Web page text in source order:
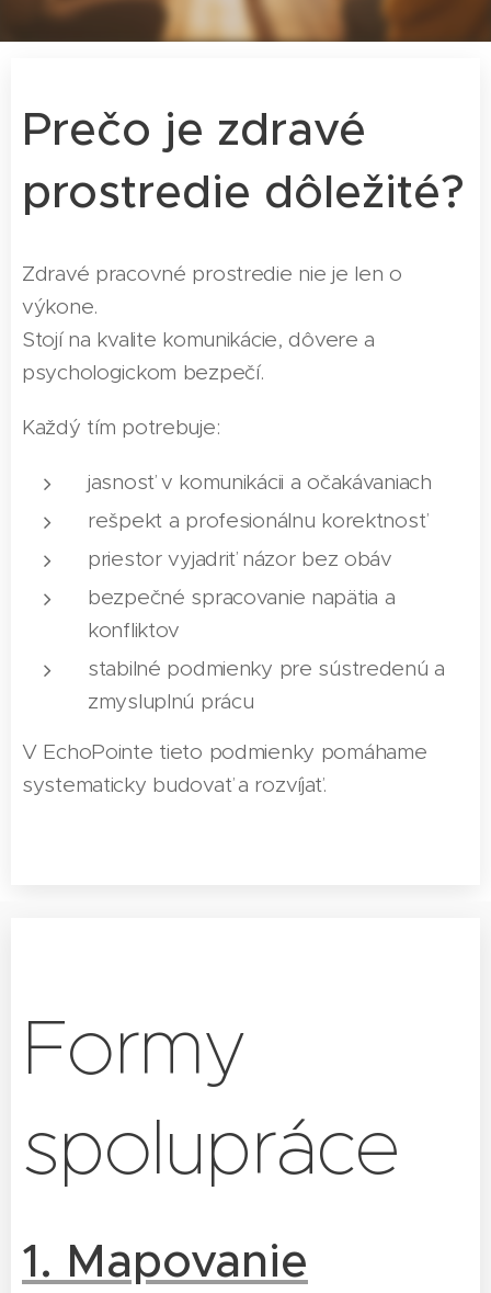
Prečo je zdravé
prostredie dôležité?
Zdravé pracovné prostredie nie je len o
výkone.
Stojí na kvalite komunikácie, dôvere a
psychologickom bezpečí.
Každý tím potrebuje:
jasnosť v komunikácii a očakávaniach
rešpekt a profesionálnu korektnosť
priestor vyjadriť názor bez obáv
bezpečné spracovanie napätia a
konfliktov
stabilné podmienky pre sústredenú a
zmysluplnú prácu
V EchoPointe tieto podmienky pomáhame
systematicky budovať a rozvíjať.
Formy
spolupráce
1. Mapovanie